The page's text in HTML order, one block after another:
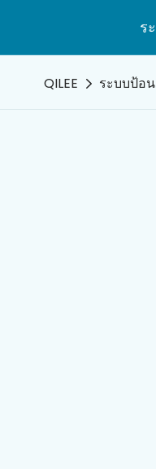
ร
QILEE ระบบป้อ